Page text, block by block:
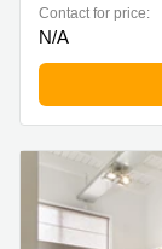
Contact for price:
N/A